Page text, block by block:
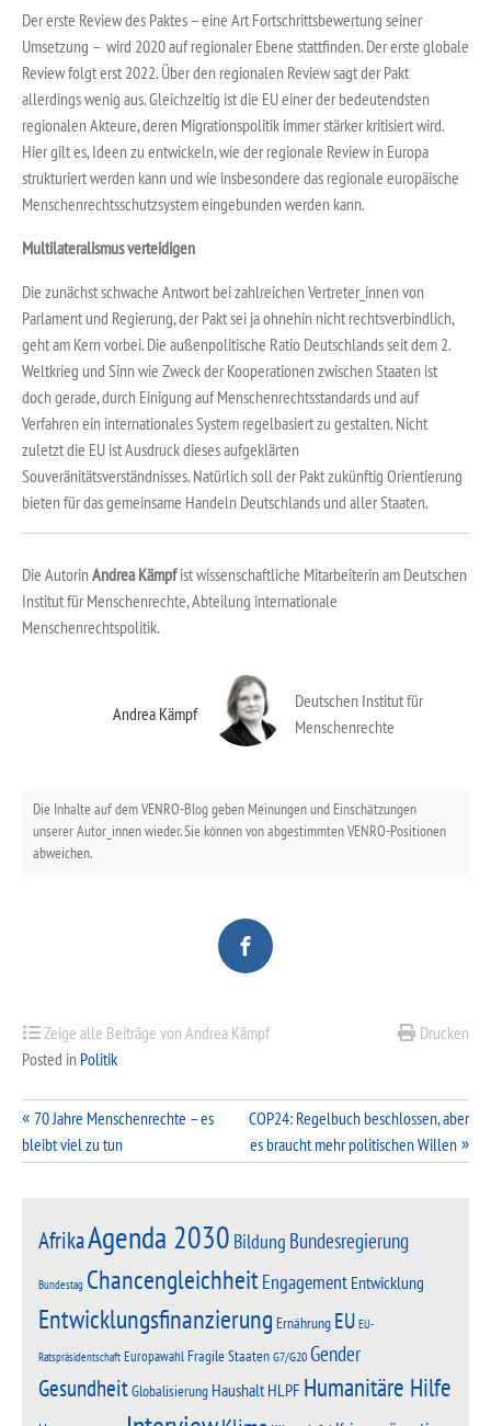
Der erste Review des Paktes – eine Art Fortschrittsbewertung seiner
Umsetzung – wird 2020 auf regionaler Ebene stattfinden. Der erste globale
Review folgt erst 2022. Über den regionalen Review sagt der Pakt
allerdings wenig aus. Gleichzeitig ist die EU einer der bedeutendsten
regionalen Akteure, deren Migrationspolitik immer stärker kritisiert wird.
Hier gilt es, Ideen zu entwickeln, wie der regionale Review in Europa
strukturiert werden kann und wie insbesondere das regionale europäische
Menschenrechtsschutzsystem eingebunden werden kann.
Multilateralismus verteidigen
Die zunächst schwache Antwort bei zahlreichen Vertreter_innen von
Parlament und Regierung, der Pakt sei ja ohnehin nicht rechtsverbindlich,
geht am Kern vorbei. Die außenpolitische Ratio Deutschlands seit dem 2.
Weltkrieg und Sinn wie Zweck der Kooperationen zwischen Staaten ist
doch gerade, durch Einigung auf Menschenrechtsstandards und auf
Verfahren ein internationales System regelbasiert zu gestalten. Nicht
zuletzt die EU ist Ausdruck dieses aufgeklärten
Souveränitätsverständnisses. Natürlich soll der Pakt zukünftig Orientierung
bieten für das gemeinsame Handeln Deutschlands und aller Staaten.
Die AutorinAndrea Kämpfist wissenschaftliche Mitarbeiterin am Deutschen
Institut für Menschenrechte, Abteilung internationale
Menschenrechtspolitik.
Andrea Kämpf
Deutschen Institut für
Menschenrechte
Die Inhalte auf dem VENRO-Blog geben Meinungen und Einschätzungen
unserer Autor_innen wieder. Sie können von abgestimmten VENRO-Positionen
abweichen.
Drucken
Zeige alle Beiträge von Andrea Kämpf
Posted in Politik
Beitragsnavigation
70 Jahre Menschenrechte – es
bleibt viel zu tun
COP24: Regelbuch beschlossen, aber
es braucht mehr politischen Willen
AfrikaAgenda 2030 Bildung Bundesregierung
Bundestag ChancengleichheitEngagement Entwicklung
Entwicklungsfinanzierung Ernährung EU EU-
Ratspräsidentschaft EuropawahlFragile StaatenG7/G20Gender
GesundheitGlobalisierung HaushaltHLPF Humanitäre Hilfe